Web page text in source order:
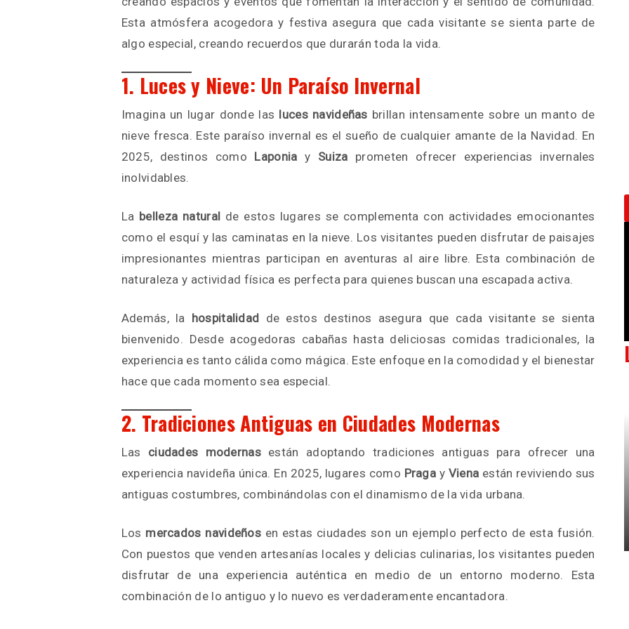
Esta atmósfera acogedora y festiva asegura que cada visitante se sienta parte de
algo especial, creando recuerdos que durarán toda la vida.
1. Luces y Nieve: Un Paraíso Invernal
Imagina un lugar donde las luces navideñas brillan intensamente sobre un manto de
nieve fresca. Este paraíso invernal es el sueño de cualquier amante de la Navidad. En
2025, destinos como Laponia y Suiza prometen ofrecer experiencias invernales
inolvidables.
La belleza natural de estos lugares se complementa con actividades emocionantes
como el esquí y las caminatas en la nieve. Los visitantes pueden disfrutar de paisajes
impresionantes mientras participan en aventuras al aire libre. Esta combinación de
naturaleza y actividad física es perfecta para quienes buscan una escapada activa.
Además, la hospitalidad de estos destinos asegura que cada visitante se sienta
bienvenido. Desde acogedoras cabañas hasta deliciosas comidas tradicionales, la
experiencia es tanto cálida como mágica. Este enfoque en la comodidad y el bienestar
hace que cada momento sea especial.
2. Tradiciones Antiguas en Ciudades Modernas
Las ciudades modernasestán adoptando tradiciones antiguas para ofrecer una
experiencia navideña única. En 2025, lugares como Praga y Viena están reviviendo sus
antiguas costumbres, combinándolas con el dinamismo de la vida urbana.
Los mercados navideños en estas ciudades son un ejemplo perfecto de esta fusión.
Con puestos que venden artesanías locales y delicias culinarias, los visitantes pueden
disfrutar de una experiencia auténtica en medio de un entorno moderno. Esta
combinación de lo antiguo y lo nuevo es verdaderamente encantadora.